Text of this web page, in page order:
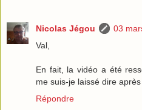
Nicolas Jégou
03
Val,
En fait, la vidéo a été
me suis-je laissé dire
Répondre